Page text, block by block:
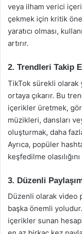
veya ilham verici
çekmek için kritik
yaratıcı olması,
artırır.
2. Trendleri Takip
TikTok sürekli olarak
ortaya çıkarır. Bu
içerikler üretmek,
müzikleri, dansları
oluşturmak, daha
Ayrıca, popüler
keşfedilme
3. Düzenli
Düzenli olarak video
başka önemli
içerikler sunan